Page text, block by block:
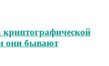
криптографической
они бывают